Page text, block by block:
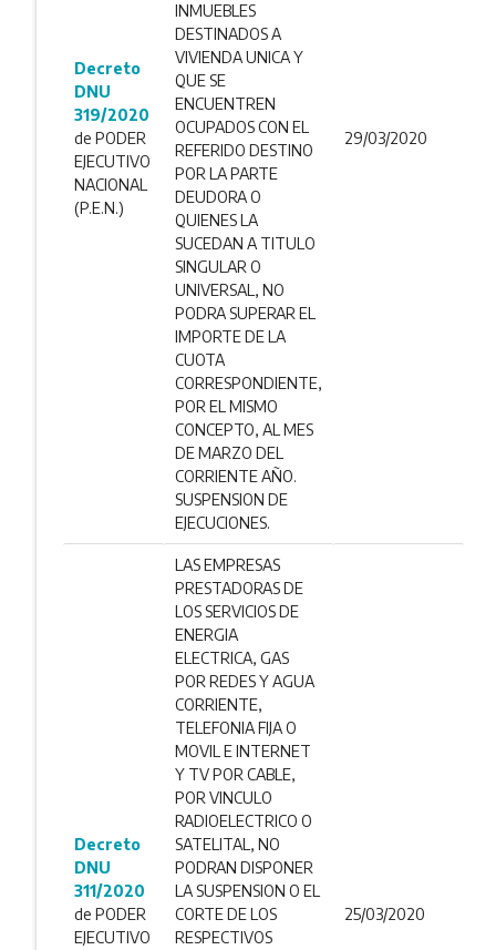
Decreto
DNU
319/2020
de PODER
EJECUTIVO
NACIONAL
(P.E.N.)
INMUEBLES
DESTINADOS A
VIVIENDA UNICA Y
QUE SE
ENCUENTREN
OCUPADOS CON EL
REFERIDO DESTINO
POR LA PARTE
DEUDORA O
QUIENES LA
SUCEDAN A TITULO
SINGULAR O
UNIVERSAL, NO
PODRA SUPERAR EL
IMPORTE DE LA
CUOTA
CORRESPONDIENTE,
POR EL MISMO
CONCEPTO, AL MES
DE MARZO DEL
CORRIENTE AÑO.
SUSPENSION DE
EJECUCIONES.
29/03/2020
Decreto
DNU
311/2020
de PODER
EJECUTIVO
LAS EMPRESAS
PRESTADORAS DE
LOS SERVICIOS DE
ENERGIA
ELECTRICA, GAS
POR REDES Y AGUA
CORRIENTE,
TELEFONIA FIJA O
MOVIL E INTERNET
Y TV POR CABLE,
POR VINCULO
RADIOELECTRICO O
SATELITAL, NO
PODRAN DISPONER
LA SUSPENSION O EL
CORTE DE LOS
RESPECTIVOS
25/03/2020